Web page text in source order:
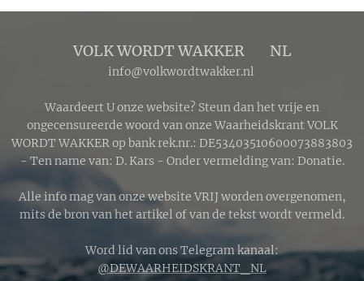
VOLK WORDT WAKKER 🔴 NL
info@volkwordtwakker.nl
Waardeert U onze website? Steun dan het vrije en
ongecensureerde woord van onze Waarheidskrant VOLK
WORDT WAKKER op bank rek.nr.: DE53403510600073883803
- Ten name van: D. Kars - Onder vermelding van: Donatie.
Alle info mag van onze website VRIJ worden overgenomen,
mits de bron van het artikel of van de tekst wordt vermeld.
Word lid van ons Telegram kanaal:
@DEWAARHEIDSKRANT_NL